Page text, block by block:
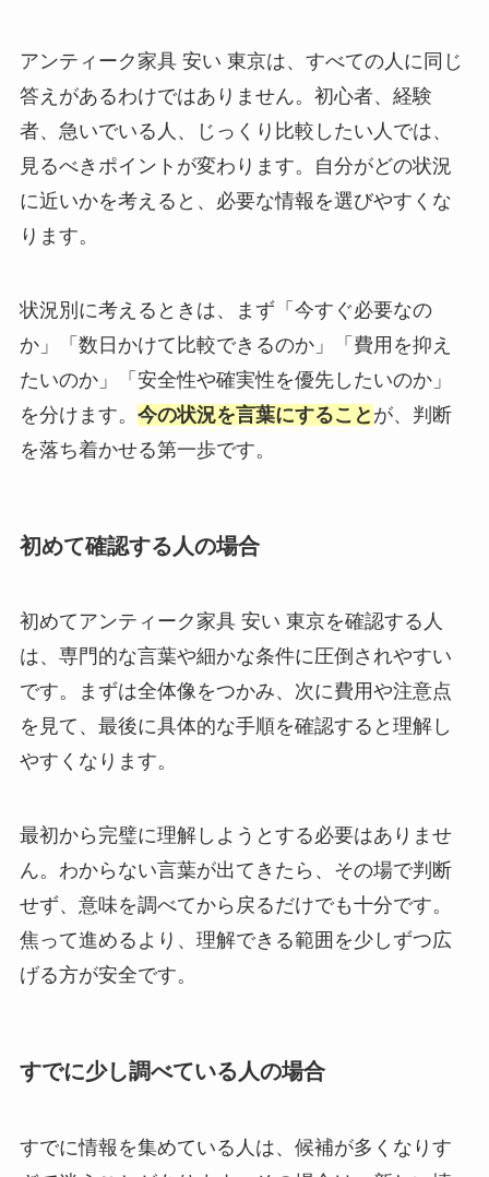
アンティーク家具 安い 東京は、すべての人に同じ
答えがあるわけではありません。初心者、経験
者、急いでいる人、じっくり比較したい人では、
見るべきポイントが変わります。自分がどの状況
に近いかを考えると、必要な情報を選びやすくな
ります。
状況別に考えるときは、まず「今すぐ必要なの
か」「数日かけて比較できるのか」「費用を抑え
たいのか」「安全性や確実性を優先したいのか」
を分けます。 今の状況を言葉にすること が、判断
を落ち着かせる第一歩です。
初めて確認する人の場合
初めてアンティーク家具 安い 東京を確認する人
は、専門的な言葉や細かな条件に圧倒されやすい
です。まずは全体像をつかみ、次に費用や注意点
を見て、最後に具体的な手順を確認すると理解し
やすくなります。
最初から完璧に理解しようとする必要はありませ
ん。わからない言葉が出てきたら、その場で判断
せず、意味を調べてから戻るだけでも十分です。
焦って進めるより、理解できる範囲を少しずつ広
げる方が安全です。
すでに少し調べている人の場合
すでに情報を集めている人は、候補が多くなりす